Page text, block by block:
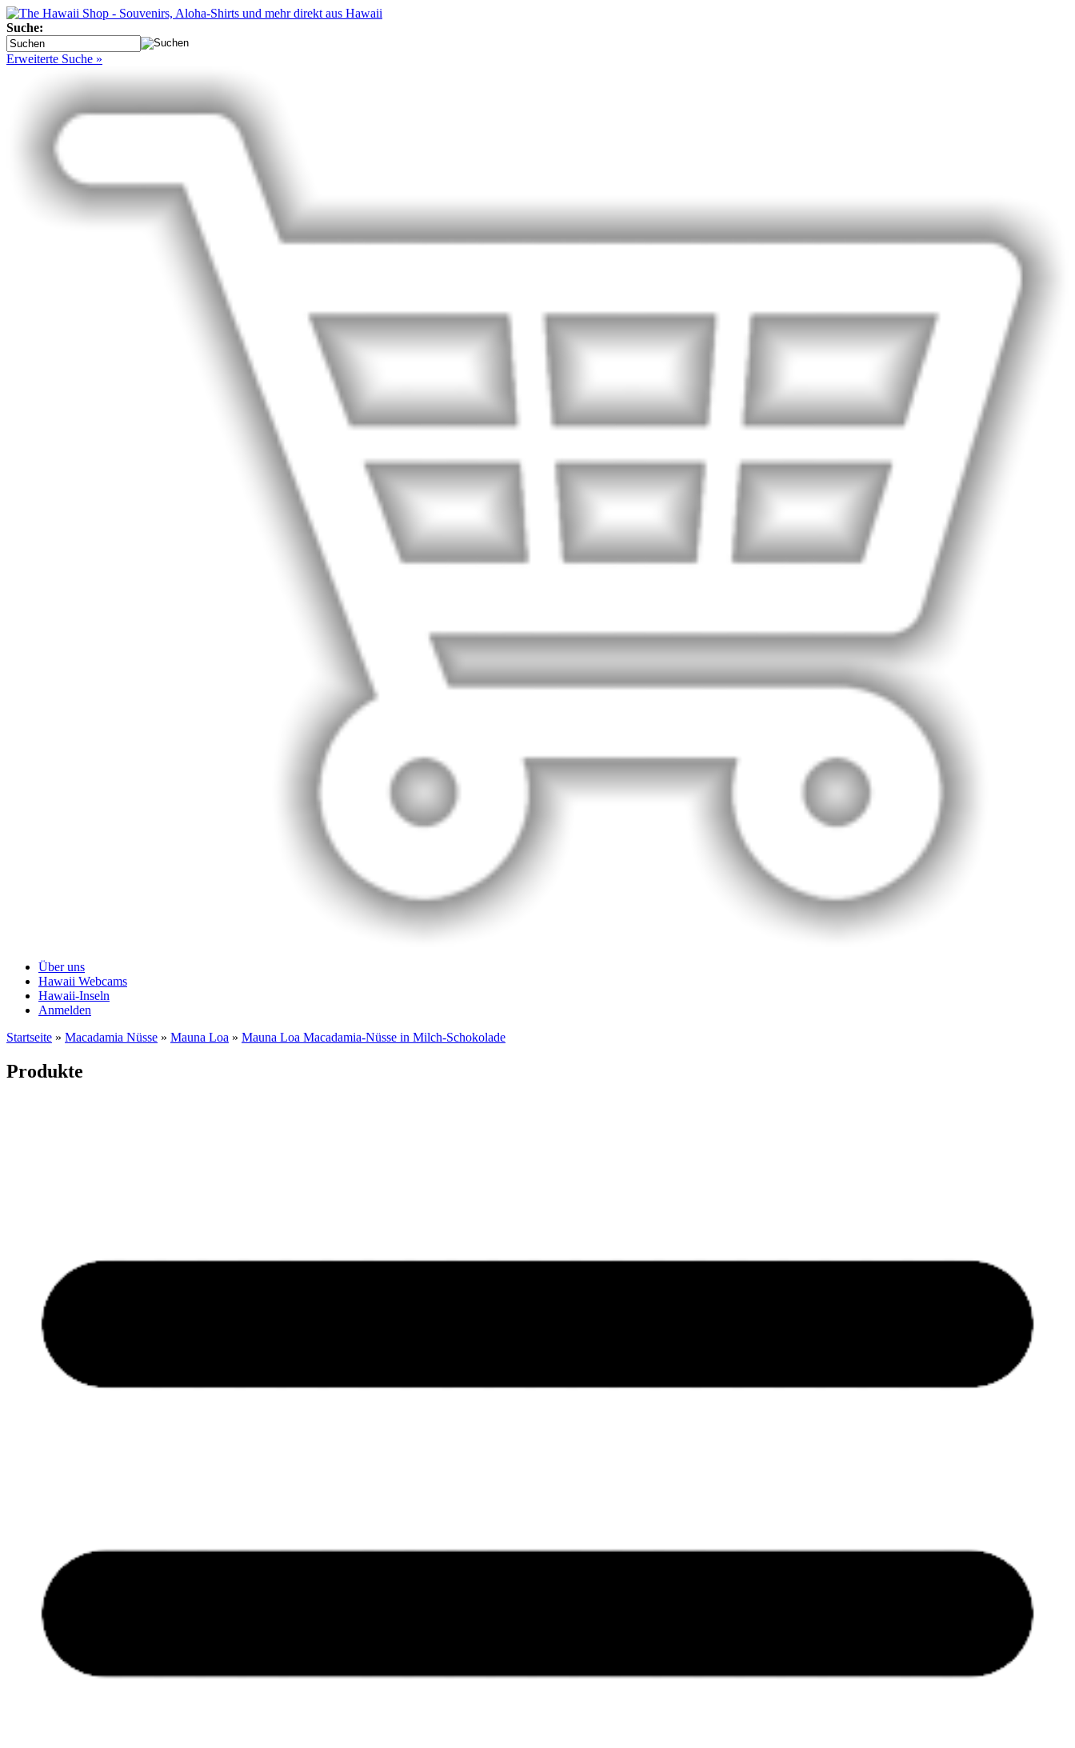
Suche:
Erweiterte Suche »
Über uns
Hawaii Webcams
Hawaii-Inseln
Anmelden
Startseite » Macadamia Nüsse » Mauna Loa » Mauna Loa Macadamia-Nüsse in Milch-Schokolade
Produkte